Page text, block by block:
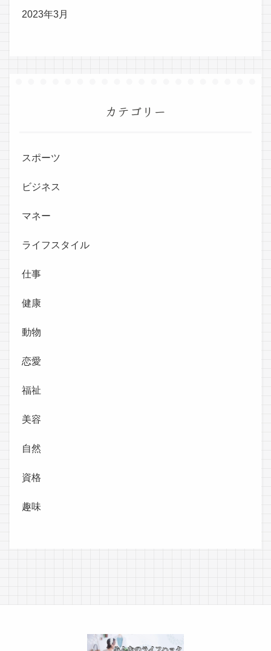
2023年3月
カテゴリー
スポーツ
ビジネス
マネー
ライフスタイル
仕事
健康
動物
恋愛
福祉
美容
自然
資格
趣味